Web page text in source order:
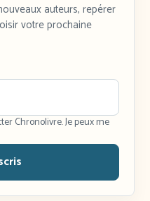
auteurs, repérer
votre prochaine
Chronolivre. Je peux me